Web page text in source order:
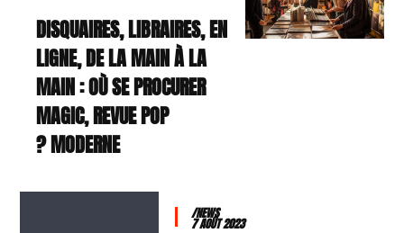
DISQUAIRES, LIBRAIRES, EN
LIGNE, DE LA MAIN À LA
MAIN : OÙ SE PROCURER
MAGIC, REVUE POP
MODERNE ?
/NEWS
7 AOÛT 2023